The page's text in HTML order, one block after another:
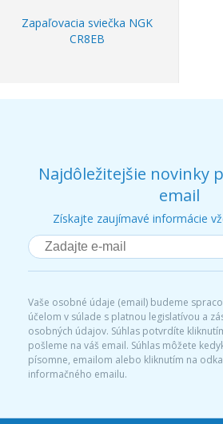
Zapaľovacia sviečka NGK
CR8EB
Najdôležitejšie novinky
email
Získajte zaujímavé informácie
Vaše osobné údaje (email) budeme
účelom v súlade s platnou legislatívou a
osobných údajov. Súhlas potvrdíte
pošleme na váš email. Súhlas môžete
písomne, emailom alebo kliknutím na
informačného emailu.